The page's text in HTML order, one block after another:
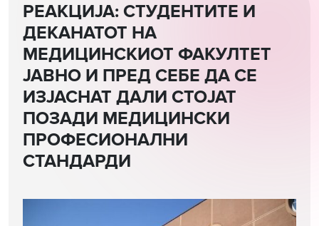
РЕАКЦИЈА: СТУДЕНТИТЕ И
ДЕКАНАТОТ НА
МЕДИЦИНСКИОТ ФАКУЛТЕТ
ЈАВНО И ПРЕД СЕБЕ ДА СЕ
ИЗЈАСНАТ ДАЛИ СТОЈАТ
ПОЗАДИ МЕДИЦИНСКИ
ПРОФЕСИОНАЛНИ
СТАНДАРДИ